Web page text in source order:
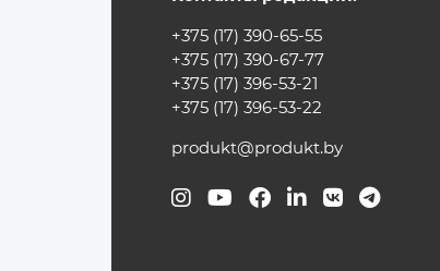
+375 (17) 390-65-55
+375 (17) 390-67-77
+375 (17) 396-53-21
+375 (17) 396-53-22
produkt@produkt.by